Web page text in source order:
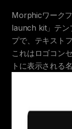
Morphicワーク
launch kit」テン
プで、テキスト
これはロゴコン
トに表示される